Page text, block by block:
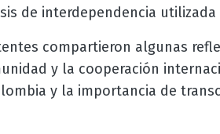
de interdependencia
compartieron algunas
y la cooperación
y la importancia de